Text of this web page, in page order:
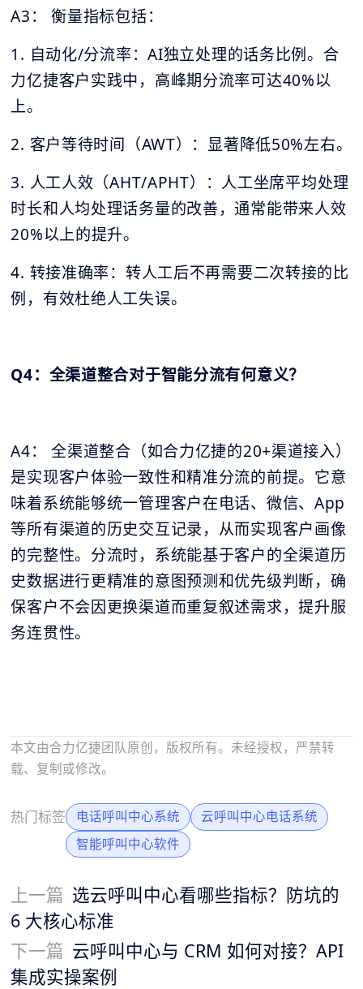
A3： 衡量指标包括：
1. 自动化/分流率：AI独立处理的话务比例。合
力亿捷客户实践中，高峰期分流率可达40%以
上。
2. 客户等待时间（AWT）：显著降低50%左右。
3. 人工人效（AHT/APHT）：人工坐席平均处理
时长和人均处理话务量的改善，通常能带来人效
20%以上的提升。
4. 转接准确率：转人工后不再需要二次转接的比
例，有效杜绝人工失误。
Q4：全渠道整合对于智能分流有何意义？
A4： 全渠道整合（如合力亿捷的20+渠道接入）
是实现客户体验一致性和精准分流的前提。它意
味着系统能够统一管理客户在电话、微信、App
等所有渠道的历史交互记录，从而实现客户画像
的完整性。分流时，系统能基于客户的全渠道历
史数据进行更精准的意图预测和优先级判断，确
保客户不会因更换渠道而重复叙述需求，提升服
务连贯性。
本文由合力亿捷团队原创，版权所有。未经授权，严禁转
载、复制或修改。
热门标签 电话呼叫中心系统
云呼叫中心电话系统
智能呼叫中心软件
上一篇 选云呼叫中心看哪些指标？防坑的
6 大核心标准
下一篇 云呼叫中心与 CRM 如何对接？API
集成实操案例